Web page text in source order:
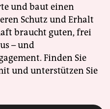
und baut einen
Schutz und Erhalt
braucht guten, frei
– und
Finden Sie
und unterstützen Sie